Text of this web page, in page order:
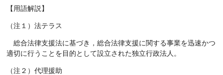
【用語解説】
（注１）法テラス
総合法律支援法に基づき，総合法律支援に関する事業を迅速かつ
適切に行うことを目的として設立された独立行政法人。
（注２）代理援助